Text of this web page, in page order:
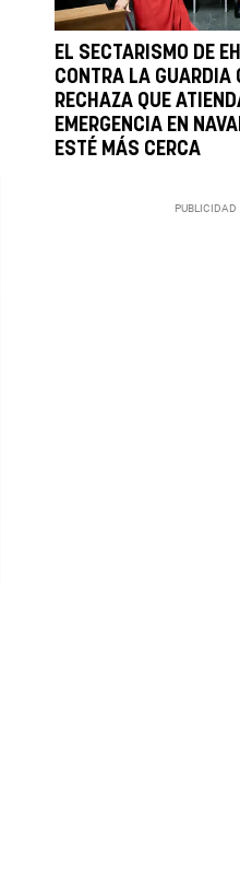
EL SECTARISMO DE
CONTRA LA GUARDIA
RECHAZA QUE
EMERGENCIA EN
ESTÉ MÁS CERCA